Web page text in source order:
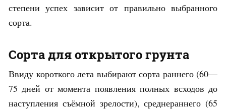
степени успех зависит от правильно выбранного
сорта.
Сорта для открытого грунта
Ввиду короткого лета выбирают сорта раннего (60—
75 дней от момента появления полных всходов до
наступления съёмной зрелости), среднераннего (65